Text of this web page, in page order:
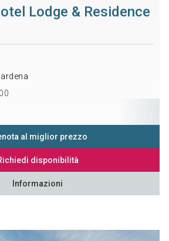
Lodge & Residence
al miglior prezzo
disponibilità
Informazioni